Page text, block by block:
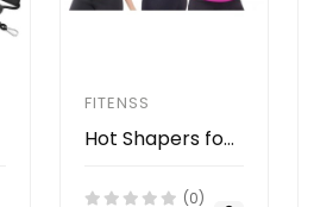
FITENSS
Hot Shapers fogyasztó trikó szauna hatással fogyásra és edzésre
(0)